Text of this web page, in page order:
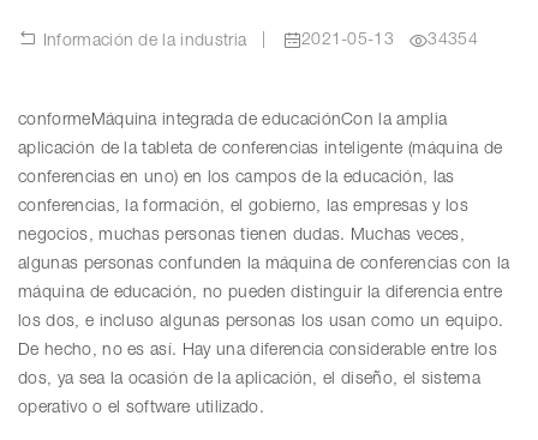
Información de la industria 2021-05-13 34354
conformeMáquina integrada de educaciónCon la amplia
aplicación de la tableta de conferencias inteligente (máquina de
conferencias en uno) en los campos de la educación, las
conferencias, la formación, el gobierno, las empresas y los
negocios, muchas personas tienen dudas. Muchas veces,
algunas personas confunden la máquina de conferencias con la
máquina de educación, no pueden distinguir la diferencia entre
los dos, e incluso algunas personas los usan como un equipo.
De hecho, no es así. Hay una diferencia considerable entre los
dos, ya sea la ocasión de la aplicación, el diseño, el sistema
operativo o el software utilizado.